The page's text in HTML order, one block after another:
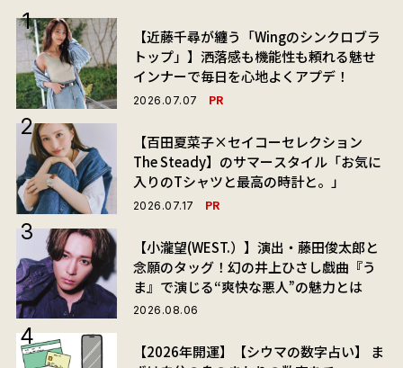
【近藤千尋が纏う「Wingのシンクロブラ
トップ」】洒落感も機能性も頼れる魅せ
インナーで毎日を心地よくアプデ！
2026.07.07 PR
【百田夏菜子×セイコーセレクション
The Steady】のサマースタイル「お気に
入りのTシャツと最高の時計と。」
2026.07.17 PR
【小瀧望(WEST.）】演出・藤田俊太郎と
念願のタッグ！幻の井上ひさし戯曲『う
ま』で演じる“爽快な悪人”の魅力とは
2026.08.06
【2026年開運】【シウマの数字占い】 ま